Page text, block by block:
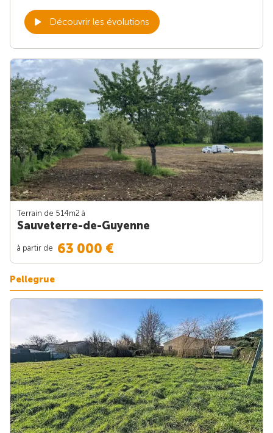
Découvrir les évolutions
Terrain de 514m2 à
Sauveterre-de-Guyenne
à partir de 63 000 €
Pellegrue